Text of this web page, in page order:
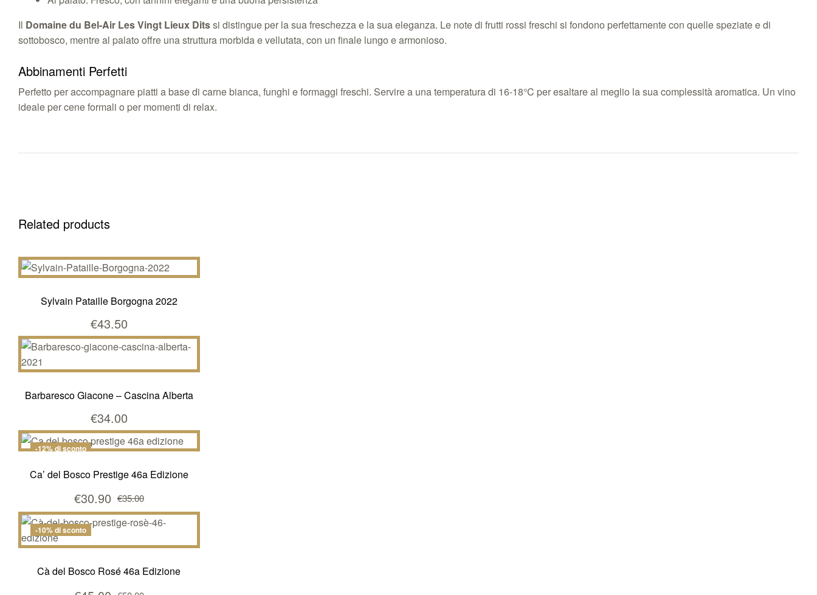
Il Domaine du Bel-Air Les Vingt Lieux Ditssi distingue per la sua freschezza e la sua eleganza. Le note di frutti rossi freschi si fondono perfettamente con quelle speziate e di
sottobosco, mentre al palato offre una struttura morbida e vellutata, con un finale lungo e armonioso.
Abbinamenti Perfetti
Perfetto per accompagnare piatti a base di carne bianca, funghi e formaggi freschi. Servire a una temperatura di 16-18°C per esaltare al meglio la sua complessità aromatica. Un vino
ideale per cene formali o per momenti di relax.
Related products
Sylvain Pataille Borgogna 2022
€43.50
Barbaresco Giacone – Cascina Alberta
€34.00
-12% di sconto
Ca’ del Bosco Prestige 46a Edizione
€35.00
Il
prezzo
originale
era:
€35.00.
€30.90
Il
prezzo
attuale
è:
€30.90.
-10% di sconto
Cà del Bosco Rosé 46a Edizione